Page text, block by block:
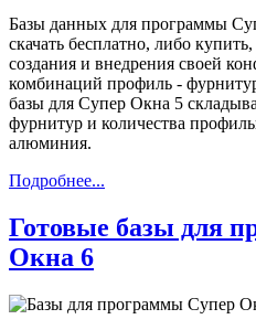
Базы данных для программы
скачать бесплатно, либо
создания и внедрения своей
комбинаций профиль -
базы для Супер Окна 5
фурнитур и количества
алюминия.
Подробнее...
Готовые базы для
Окна 6